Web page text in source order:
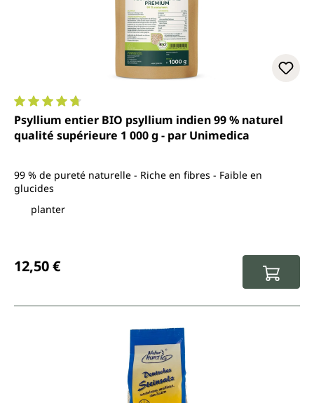
Note moyenne de 4.7 sur 5 étoiles
Psyllium entier BIO psyllium indien 99 % naturel
qualité supérieure 1 000 g - par Unimedica
99 % de pureté naturelle - Riche en fibres - Faible en
glucides
planter
12,50 €